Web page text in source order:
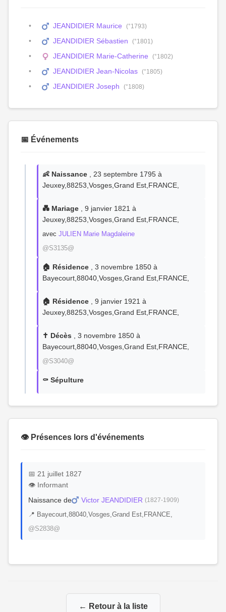
JEANDIDIER Maurice (°1793)
JEANDIDIER Sébastien (°1801)
JEANDIDIER Marie-Catherine (°1802)
JEANDIDIER Jean-Nicolas (°1805)
JEANDIDIER Joseph (°1808)
📅 Événements
👶 Naissance , 23 septembre 1795 à
Jeuxey,88253,Vosges,Grand Est,FRANCE,
💑 Mariage , 9 janvier 1821 à
Jeuxey,88253,Vosges,Grand Est,FRANCE,
avec JULIEN Marie Magdaleine
@S3135@
🏠 Résidence , 3 novembre 1850 à
Bayecourt,88040,Vosges,Grand Est,FRANCE,
🏠 Résidence , 9 janvier 1921 à
Jeuxey,88253,Vosges,Grand Est,FRANCE,
✝️ Décès , 3 novembre 1850 à
Bayecourt,88040,Vosges,Grand Est,FRANCE,
@S3040@
⚰️ Sépulture
👁️ Présences lors d'événements
📅 21 juillet 1827
👁️ Informant
Naissance de
Victor JEANDIDIER (1827-1909)
📍 Bayecourt,88040,Vosges,Grand Est,FRANCE,
@S2838@
← Retour à la liste